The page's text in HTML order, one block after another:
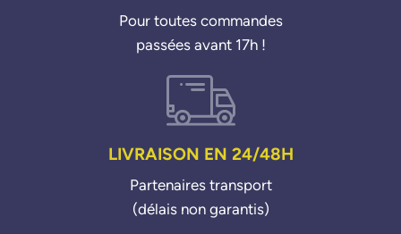
Pour toutes commandes
passées avant 17h !
LIVRAISON EN 24/48H
Partenaires transport
(délais non garantis)